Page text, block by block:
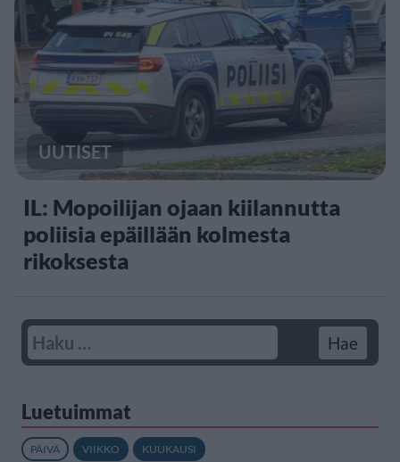
UUTISET
IL: Mopoilijan ojaan kiilannutta
poliisia epäillään kolmesta
rikoksesta
Luetuimmat
PÄIVÄ VIIKKO KUUKAUSI